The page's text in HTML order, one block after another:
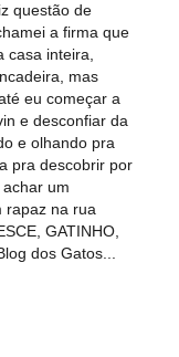
questão de
a firma que
inteira,
mas
eu começar a
e desconfiar da
e olhando pra
pra descobrir por
um
rapaz na rua
GATINHO,
dos Gatos...